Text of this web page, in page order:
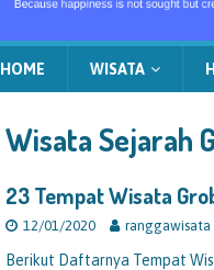
HOME WISATA
Wisata Sejarah
23 Tempat Wisata
12/01/2020 ranggawisata
Berikut Daftarnya Tempat